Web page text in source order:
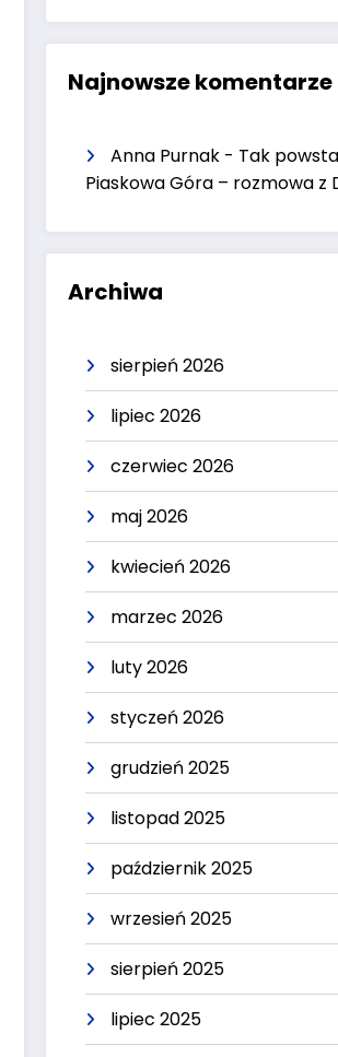
Najnowsze komentarze
Anna Purnak - Tak
Piaskowa Góra – rozmowa z
Archiwa
sierpień 2026
lipiec 2026
czerwiec 2026
maj 2026
kwiecień 2026
marzec 2026
luty 2026
styczeń 2026
grudzień 2025
listopad 2025
październik 2025
wrzesień 2025
sierpień 2025
lipiec 2025